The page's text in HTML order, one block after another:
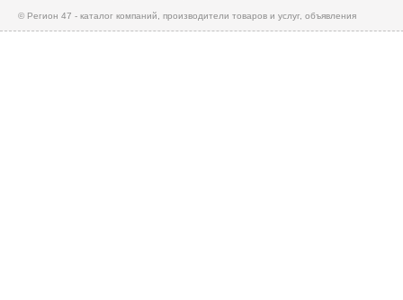
© Регион 47 - каталог компаний, производители товаров и услуг, объявления